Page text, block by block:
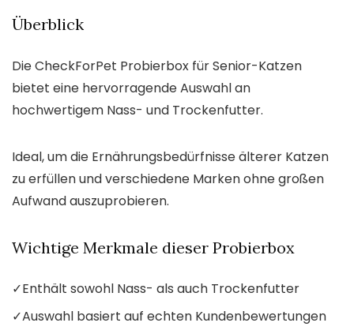
Überblick
Die CheckForPet Probierbox für Senior-Katzen
bietet eine hervorragende Auswahl an
hochwertigem Nass- und Trockenfutter.
Ideal, um die Ernährungsbedürfnisse älterer Katzen
zu erfüllen und verschiedene Marken ohne großen
Aufwand auszuprobieren.
Wichtige Merkmale dieser Probierbox
✓Enthält sowohl Nass- als auch Trockenfutter
✓Auswahl basiert auf echten Kundenbewertungen